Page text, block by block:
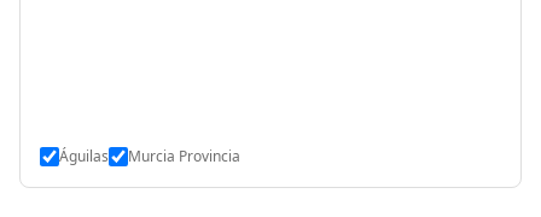
Águilas Murcia Provincia